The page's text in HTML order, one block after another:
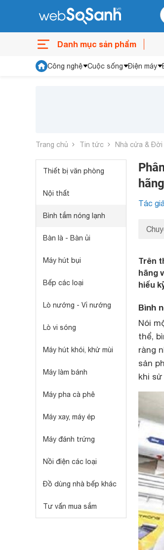
Danh mục sản phẩm
Công nghệ Cuộc sống Điện máy
Trang chủ Tin tức Nhà cửa & Đời
Thiết bị văn phòng
Nội thất
Bình tắm nóng lạnh
Bàn là - Bàn ủi
Máy hút bụi
Bếp các loại
Lò nướng - Vỉ nướng
Lò vi sóng
Máy hút khói, khử mùi
Máy làm bánh
Máy pha cà phê
Máy xay, máy ép
Máy đánh trứng
Nồi điện các loại
Đồ dùng nhà bếp khác
Tư vấn mua sắm
hãng
Tác
Trên
hãng
hiểu
Bình
Nói
thể,
ràng
sản
khi sử